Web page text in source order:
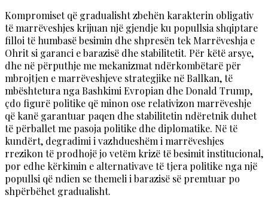
Kompromiset që gradualisht zbehën karakterin obligativ
të marrëveshjes krijuan një gjendje ku popullsia shqiptare
filloi të humbasë besimin dhe shpresën tek Marrëveshja e
Ohrit si garanci e barazisë dhe stabilitetit. Për këtë arsye,
dhe në përputhje me mekanizmat ndërkombëtarë për
mbrojtjen e marrëveshjeve strategjike në Ballkan, të
mbështetura nga Bashkimi Evropian dhe Donald Trump,
çdo figurë politike që minon ose relativizon marrëveshje
që kanë garantuar paqen dhe stabilitetin ndëretnik duhet
të përballet me pasoja politike dhe diplomatike. Në të
kundërt, degradimi i vazhdueshëm i marrëveshjes
rrezikon të prodhojë jo vetëm krizë të besimit institucional,
por edhe kërkimin e alternativave të tjera politike nga një
popullsi që ndien se themeli i barazisë së premtuar po
shpërbëhet gradualisht.